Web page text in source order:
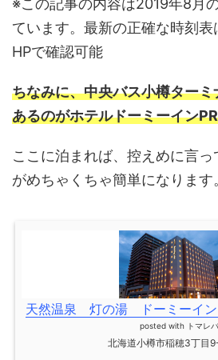
※この記事の内容は2019年8月
ています。最新の正確な時刻表
HPで確認可能
ちなみに、中央バス小樽ター
あるのがホテルドーミーイン
ここに泊まれば、控えめに言
がめちゃくちゃ簡単になります
天然温泉 灯の湯 ドーミーイン
posted with トマレバ
北海道小樽市稲穂3丁目